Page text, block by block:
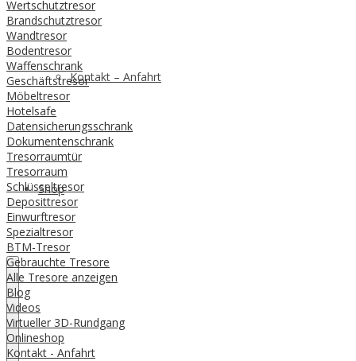
Kontakt – Anfahrt
Shop
Wertschutztresor
Brandschutztresor
Wandtresor
Bodentresor
Waffenschrank
Geschäftstresor
Möbeltresor
Hotelsafe
Datensicherungsschrank
Dokumentenschrank
Tresorraumtür
Tresorraum
Schlüsseltresor
Deposittresor
Einwurftresor
Spezialtresor
BTM-Tresor
Gebrauchte Tresore
Alle Tresore anzeigen
Blog
Videos
Virtueller 3D-Rundgang
Onlineshop
Kontakt - Anfahrt